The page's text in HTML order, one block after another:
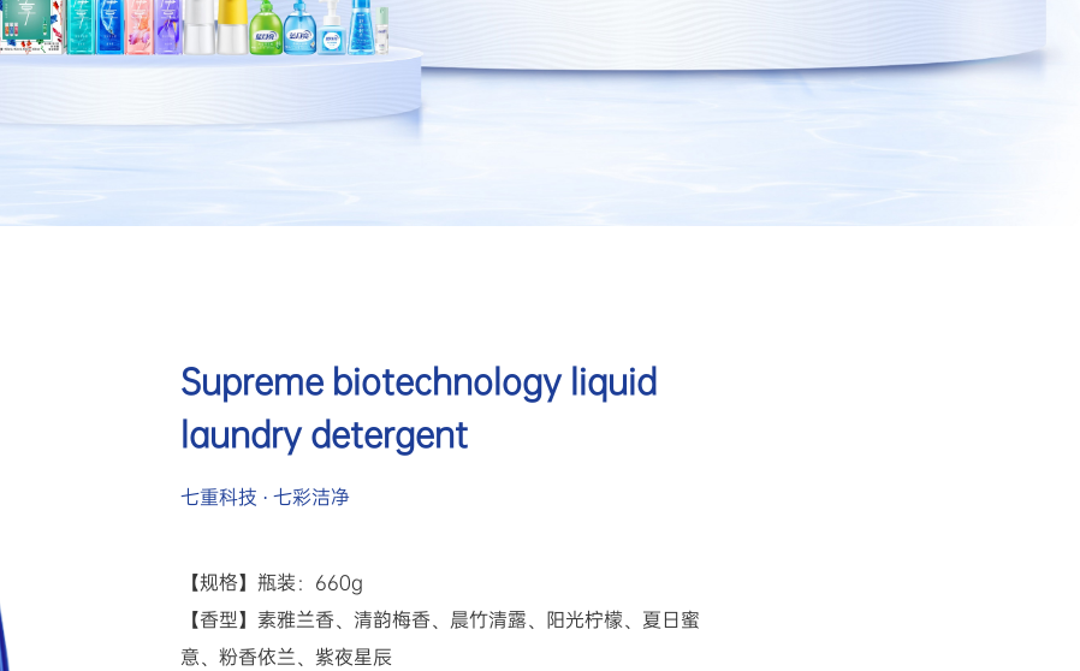
Supreme biotechnology liquid
laundry detergent
七重科技 · 七彩洁净
【规格】瓶装：660g
【香型】素雅兰香、清韵梅香、晨竹清露、阳光柠檬、夏日蜜
意、粉香依兰、紫夜星辰